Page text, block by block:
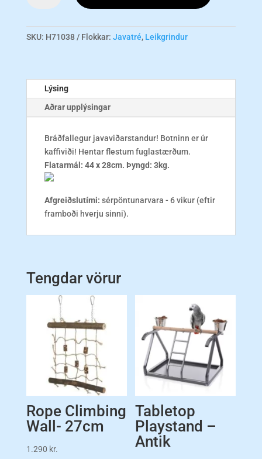
Wood
magn
SKU: H71038 Flokkar: Javatré, Leikgrindur
Lýsing
Aðrar upplýsingar
Bráðfallegur javaviðarstandur! Botninn er úr
kaffiviði! Hentar flestum fuglastærðum.
Flatarmál: 44 x 28cm. Þyngd: 3kg.
Afgreiðslutími: sérpöntunarvara - 6 vikur (eftir
framboði hverju sinni).
Tengdar vörur
Rope Climbing
Wall- 27cm
1.290 kr.
Tabletop
Playstand –
Antik